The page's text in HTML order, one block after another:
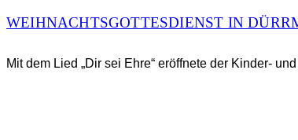
WEIHNACHTSGOTTESDIENST IN
Mit dem Lied „Dir sei Ehre“ eröffnete der Kinder-